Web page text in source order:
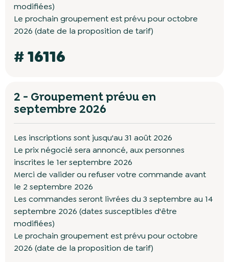
modifiées)
Le prochain groupement est prévu pour octobre
2026 (date de la proposition de tarif)
# 16116
2 - Groupement prévu en
septembre 2026
Les inscriptions sont jusqu'au 31 août 2026
Le prix négocié sera annoncé, aux personnes
inscrites le 1er septembre 2026
Merci de valider ou refuser votre commande avant
le 2 septembre 2026
Les commandes seront livrées du 3 septembre au 14
septembre 2026 (dates susceptibles d'être
modifiées)
Le prochain groupement est prévu pour octobre
2026 (date de la proposition de tarif)